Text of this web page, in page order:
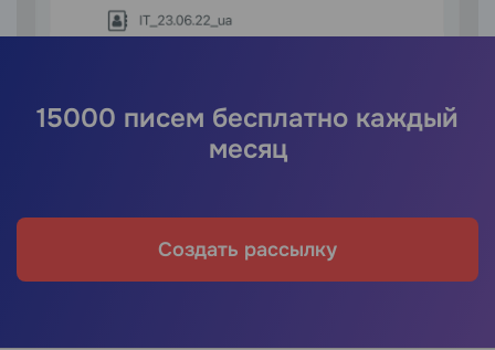
15000 писем бесплатно каждый
месяц
Создать рассылку